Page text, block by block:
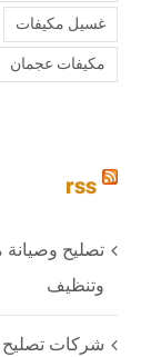
غسيل مكيفات
مكيفات عجمان
rss
وتنظيف